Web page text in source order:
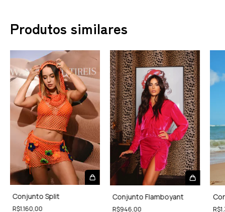
Produtos similares
Conjunto Split
R$1.160,00
Conjunto Flamboyant
R$946,00